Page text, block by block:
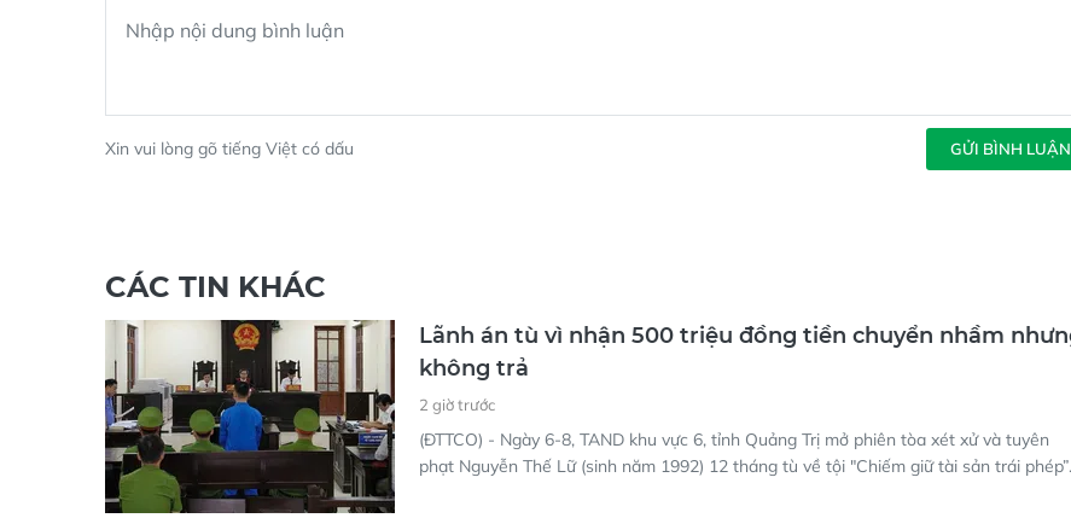
Xin vui lòng gõ tiếng Việt có dấu GỬI BÌNH LUẬN
CÁC TIN KHÁC
Lãnh án tù vì nhận 500 triệu đồng tiền chuyển nhầm nhưng
không trả
(ĐTTCO) - Ngày 6-8, TAND khu vực 6, tỉnh Quảng Trị mở phiên tòa xét xử và tuyên
phạt Nguyễn Thế Lữ (sinh năm 1992) 12 tháng tù về tội "Chiếm giữ tài sản trái phép”.